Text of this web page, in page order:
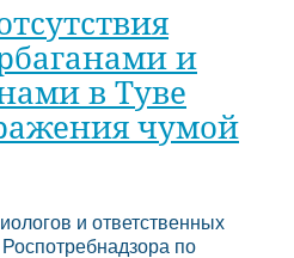
и
в Туве
чумой
и ответственных
по